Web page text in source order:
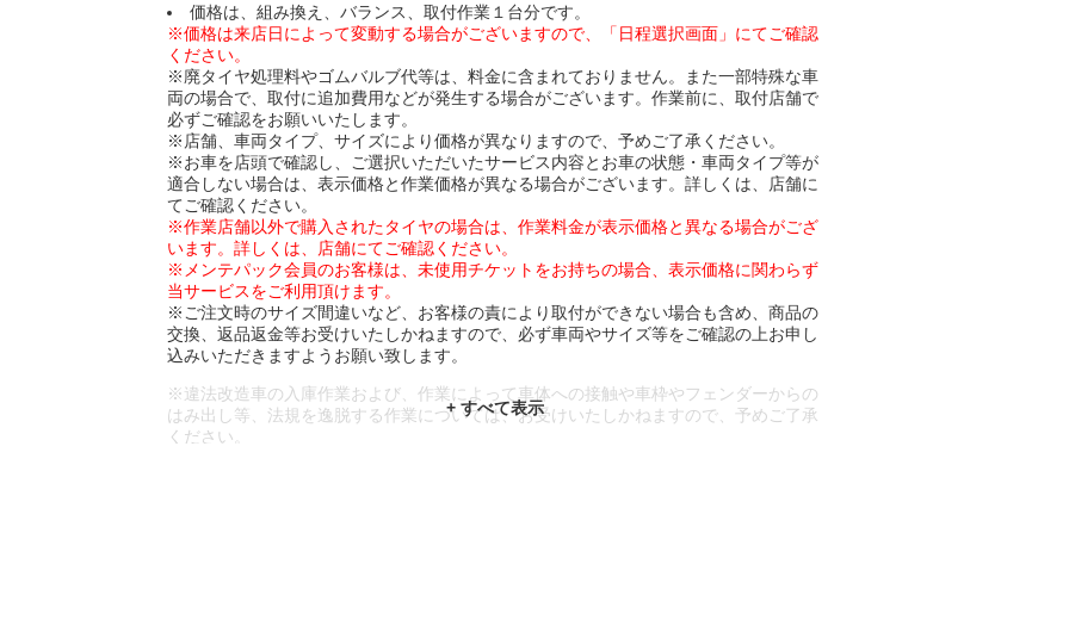
価格は、組み換え、バランス、取付作業１台分です。
※価格は来店日によって変動する場合がございますので、「日程選択画面」にてご確認
ください。
※廃タイヤ処理料やゴムバルブ代等は、料金に含まれておりません。また一部特殊な車
両の場合で、取付に追加費用などが発生する場合がございます。作業前に、取付店舗で
必ずご確認をお願いいたします。
※店舗、車両タイプ、サイズにより価格が異なりますので、予めご了承ください。
※お車を店頭で確認し、ご選択いただいたサービス内容とお車の状態・車両タイプ等が
適合しない場合は、表示価格と作業価格が異なる場合がございます。詳しくは、店舗に
てご確認ください。
※作業店舗以外で購入されたタイヤの場合は、作業料金が表示価格と異なる場合がござ
います。詳しくは、店舗にてご確認ください。
※メンテパック会員のお客様は、未使用チケットをお持ちの場合、表示価格に関わらず
当サービスをご利用頂けます。
※ご注文時のサイズ間違いなど、お客様の責により取付ができない場合も含め、商品の
交換、返品返金等お受けいたしかねますので、必ず車両やサイズ等をご確認の上お申し
込みいただきますようお願い致します。
※違法改造車の入庫作業および、作業によって車体への接触や車枠やフェンダーからの
はみ出し等、法規を逸脱する作業については、お受けいたしかねますので、予めご了承
ください。